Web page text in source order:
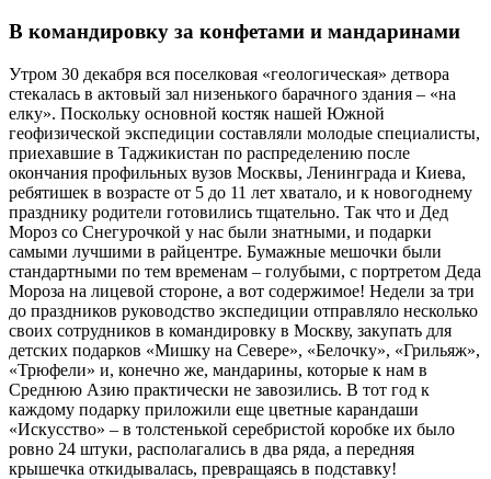
В командировку за конфетами и мандаринами
Утром 30 декабря вся поселковая «геологическая» детвора
стекалась в актовый зал низенького барачного здания – «на
елку». Поскольку основной костяк нашей Южной
геофизической экспедиции составляли молодые специалисты,
приехавшие в Таджикистан по распределению после
окончания профильных вузов Москвы, Ленинграда и Киева,
ребятишек в возрасте от 5 до 11 лет хватало, и к новогоднему
празднику родители готовились тщательно. Так что и Дед
Мороз со Снегурочкой у нас были знатными, и подарки
самыми лучшими в райцентре. Бумажные мешочки были
стандартными по тем временам – голубыми, с портретом Деда
Мороза на лицевой стороне, а вот содержимое! Недели за три
до праздников руководство экспедиции отправляло несколько
своих сотрудников в командировку в Москву, закупать для
детских подарков «Мишку на Севере», «Белочку», «Грильяж»,
«Трюфели» и, конечно же, мандарины, которые к нам в
Среднюю Азию практически не завозились. В тот год к
каждому подарку приложили еще цветные карандаши
«Искусство» – в толстенькой серебристой коробке их было
ровно 24 штуки, располагались в два ряда, а передняя
крышечка откидывалась, превращаясь в подставку!